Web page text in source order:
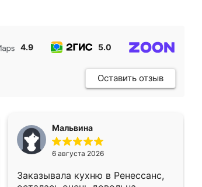
4.9 5.0
Оставить отзыв
Мальвина
6 августа 2026
Заказывала кухню в Ренессанс,